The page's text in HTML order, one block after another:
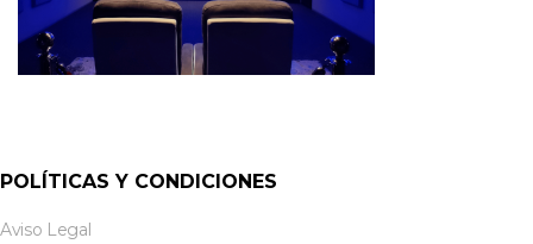
POLÍTICAS Y CONDICIONES
Aviso Legal